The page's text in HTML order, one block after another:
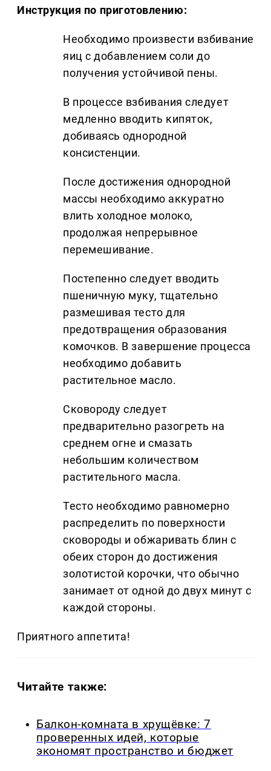
Инструкция по приготовлению:
Необходимо произвести взбивание
яиц с добавлением соли до
получения устойчивой пены.
В процессе взбивания следует
медленно вводить кипяток,
добиваясь однородной
консистенции.
После достижения однородной
массы необходимо аккуратно
влить холодное молоко,
продолжая непрерывное
перемешивание.
Постепенно следует вводить
пшеничную муку, тщательно
размешивая тесто для
предотвращения образования
комочков. В завершение процесса
необходимо добавить
растительное масло.
Сковороду следует
предварительно разогреть на
среднем огне и смазать
небольшим количеством
растительного масла.
Тесто необходимо равномерно
распределить по поверхности
сковороды и обжаривать блин с
обеих сторон до достижения
золотистой корочки, что обычно
занимает от одной до двух минут с
каждой стороны.
Приятного аппетита!
Читайте также:
Балкон-комната в хрущёвке: 7
проверенных идей, которые
экономят пространство и бюджет